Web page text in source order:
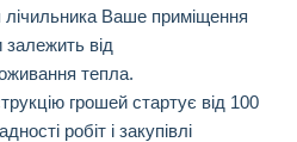
Ваше приміщення
від
тепла.
грошей стартує від 100
робіт і закупівлі